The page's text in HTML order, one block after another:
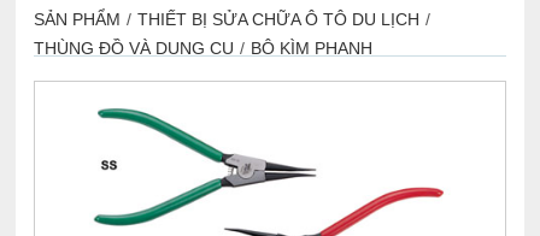
SẢN PHẨM / THIẾT BỊ SỬA CHỮA Ô TÔ DU LỊCH /
THÙNG ĐỒ VÀ DỤNG CỤ / BỘ KÌM PHANH